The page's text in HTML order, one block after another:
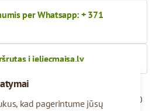
kad pagerintume jūsų
per Whatsapp: + 371
į ieliecmaisa.lv
09:00 - 17:00